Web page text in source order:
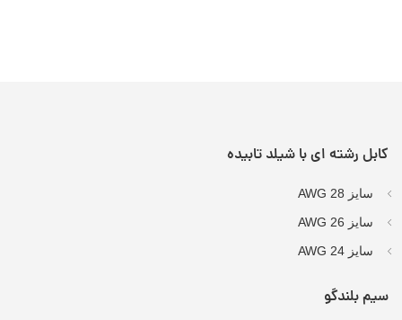
کابل رشته ای با شیلد تابیده
سایز AWG 28
سایز AWG 26
سایز AWG 24
سیم بلندگو